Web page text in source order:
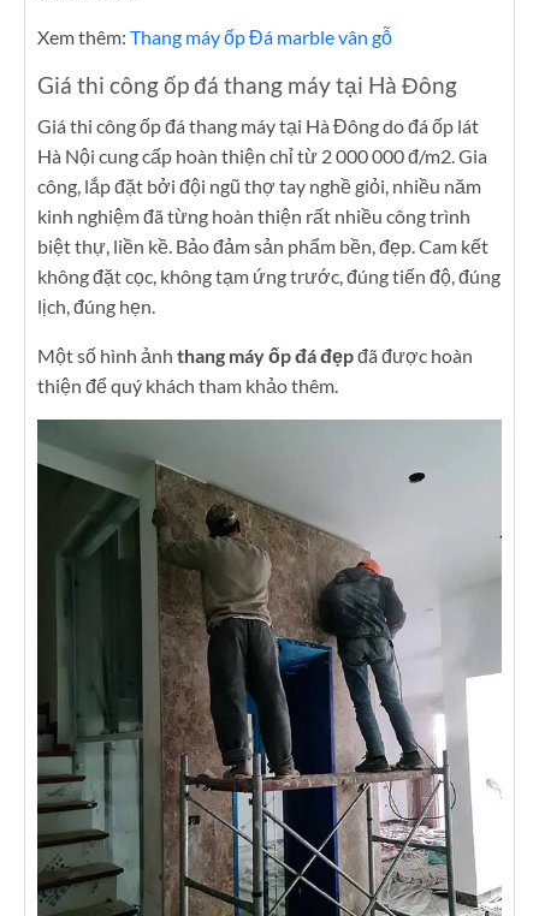
Xem thêm: Thang máy ốp Đá marble vân gỗ
Giá thi công ốp đá thang máy tại Hà Đông
Giá thi công ốp đá thang máy tại Hà Đông do đá ốp lát
Hà Nội cung cấp hoàn thiện chỉ từ 2 000 000 đ/m2. Gia
công, lắp đặt bởi đội ngũ thợ tay nghề giỏi, nhiều năm
kinh nghiệm đã từng hoàn thiện rất nhiều công trình
biệt thự, liền kề. Bảo đảm sản phẩm bền, đẹp. Cam kết
không đặt cọc, không tạm ứng trước, đúng tiến độ, đúng
lịch, đúng hẹn.
Một số hình ảnh thang máy ốp đá đẹpđã được hoàn
thiện để quý khách tham khảo thêm.